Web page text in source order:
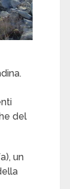
del
un